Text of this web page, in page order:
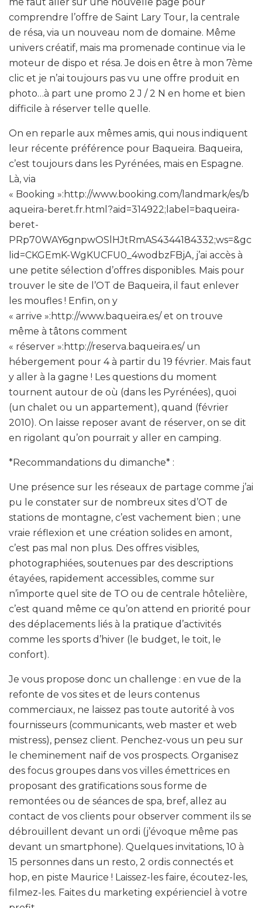
comprendre l’offre de Saint Lary Tour, la centrale
de résa, via un nouveau nom de domaine. Même
univers créatif, mais ma promenade continue via le
moteur de dispo et résa. Je dois en être à mon 7ème
clic et je n’ai toujours pas vu une offre produit en
photo…à part une promo 2 J / 2 N en home et bien
difficile à réserver telle quelle.
On en reparle aux mêmes amis, qui nous indiquent
leur récente préférence pour Baqueira. Baqueira,
c’est toujours dans les Pyrénées, mais en Espagne.
Là, via
« Booking »:http://www.booking.com/landmark/es/b
aqueira-beret.fr.html?aid=314922;label=baqueira-
beret-
PRp70WAY6gnpwOSlHJtRmAS4344184332;ws=&gc
lid=CKGEmK-WgKUCFU0_4wodbzFBjA, j’ai accès à
une petite sélection d’offres disponibles. Mais pour
trouver le site de l’OT de Baqueira, il faut enlever
les moufles ! Enfin, on y
« arrive »:http://www.baqueira.es/ et on trouve
même à tâtons comment
« réserver »:http://reserva.baqueira.es/ un
hébergement pour 4 à partir du 19 février. Mais faut
y aller à la gagne ! Les questions du moment
tournent autour de où (dans les Pyrénées), quoi
(un chalet ou un appartement), quand (février
2010). On laisse reposer avant de réserver, on se dit
en rigolant qu’on pourrait y aller en camping.
*Recommandations du dimanche* :
Une présence sur les réseaux de partage comme j’ai
pu le constater sur de nombreux sites d’OT de
stations de montagne, c’est vachement bien ; une
vraie réflexion et une création solides en amont,
c’est pas mal non plus. Des offres visibles,
photographiées, soutenues par des descriptions
étayées, rapidement accessibles, comme sur
n’importe quel site de TO ou de centrale hôtelière,
c’est quand même ce qu’on attend en priorité pour
des déplacements liés à la pratique d’activités
comme les sports d’hiver (le budget, le toit, le
confort).
Je vous propose donc un challenge : en vue de la
refonte de vos sites et de leurs contenus
commerciaux, ne laissez pas toute autorité à vos
fournisseurs (communicants, web master et web
mistress), pensez client. Penchez-vous un peu sur
le cheminement naïf de vos prospects. Organisez
des focus groupes dans vos villes émettrices en
proposant des gratifications sous forme de
remontées ou de séances de spa, bref, allez au
contact de vos clients pour observer comment ils se
débrouillent devant un ordi (j’évoque même pas
devant un smartphone). Quelques invitations, 10 à
15 personnes dans un resto, 2 ordis connectés et
hop, en piste Maurice ! Laissez-les faire, écoutez-les,
filmez-les. Faites du marketing expérienciel à votre